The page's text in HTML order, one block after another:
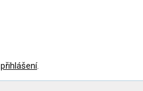
přihlášení.